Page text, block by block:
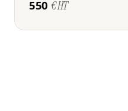
550 € HT